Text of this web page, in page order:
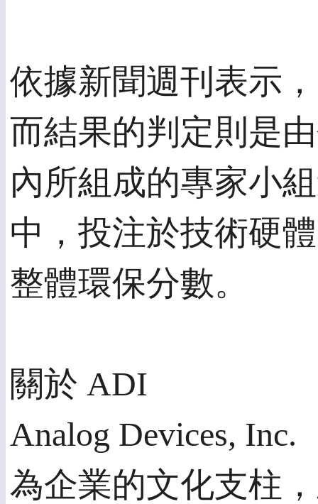
依據新聞週刊表示
而結果的判定則是
內所組成的專家小
中，投注於技術硬
整體環保分數。
關於 ADI
Analog Devices,
為企業的文化支柱